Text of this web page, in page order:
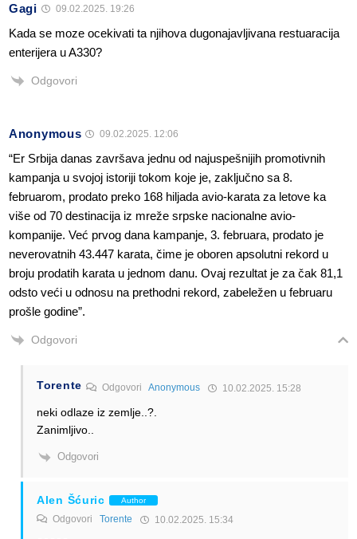
Gagi 09.02.2025. 19:26
Kada se moze ocekivati ta njihova dugonajavljivana restuaracija
enterijera u A330?
Odgovori
Anonymous 09.02.2025. 12:06
“Er Srbija danas završava jednu od najuspešnijih promotivnih
kampanja u svojoj istoriji tokom koje je, zaključno sa 8.
februarom, prodato preko 168 hiljada avio-karata za letove ka
više od 70 destinacija iz mreže srpske nacionalne avio-
kompanije. Već prvog dana kampanje, 3. februara, prodato je
neverovatnih 43.447 karata, čime je oboren apsolutni rekord u
broju prodatih karata u jednom danu. Ovaj rezultat je za čak 81,1
odsto veći u odnosu na prethodni rekord, zabeležen u februaru
prošle godine”.
Odgovori
Torente Odgovori Anonymous 10.02.2025. 15:28
neki odlaze iz zemlje..?.
Zanimljivo..
Odgovori
Alen Šćuric Author
Odgovori Torente 10.02.2025. 15:34